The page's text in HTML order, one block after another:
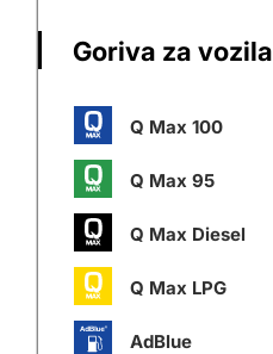
Goriva za vozila
Q Max 100
Q Max 95
Q Max Diesel
Q Max LPG
AdBlue